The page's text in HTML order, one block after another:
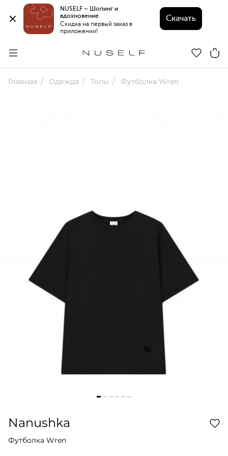
NUSELF – Шопинг и
вдохновение
Скидка на первый заказ в
приложении!
Скачать
Главная Одежда Топы Футболка Wren
Nanushka
Футболка Wren